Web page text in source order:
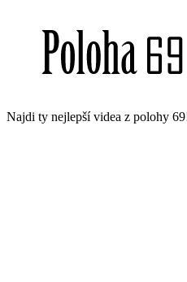
Najdi ty nejlepší videa z polohy